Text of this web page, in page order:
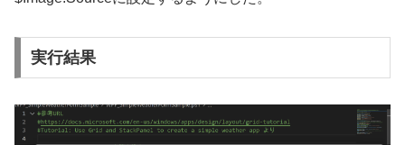
実行結果